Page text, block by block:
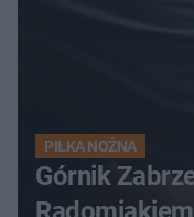
PIŁKA NOŻNA
Górnik